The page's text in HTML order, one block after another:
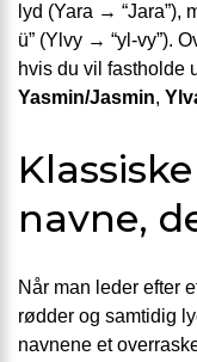
lyd (Yara → “Jara”),
ü” (Ylvy → “yl-vy”).
hvis du vil fastholde
Yasmin/Jasmin,
navne,
Når man leder efter
rødder og samtidig
navnene et